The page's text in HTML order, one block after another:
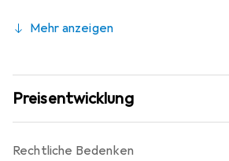
Mehr anzeigen
Preisentwicklung
Rechtliche Bedenken